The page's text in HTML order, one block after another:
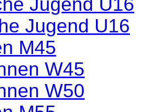
Jugend U16
M45
W45
W50